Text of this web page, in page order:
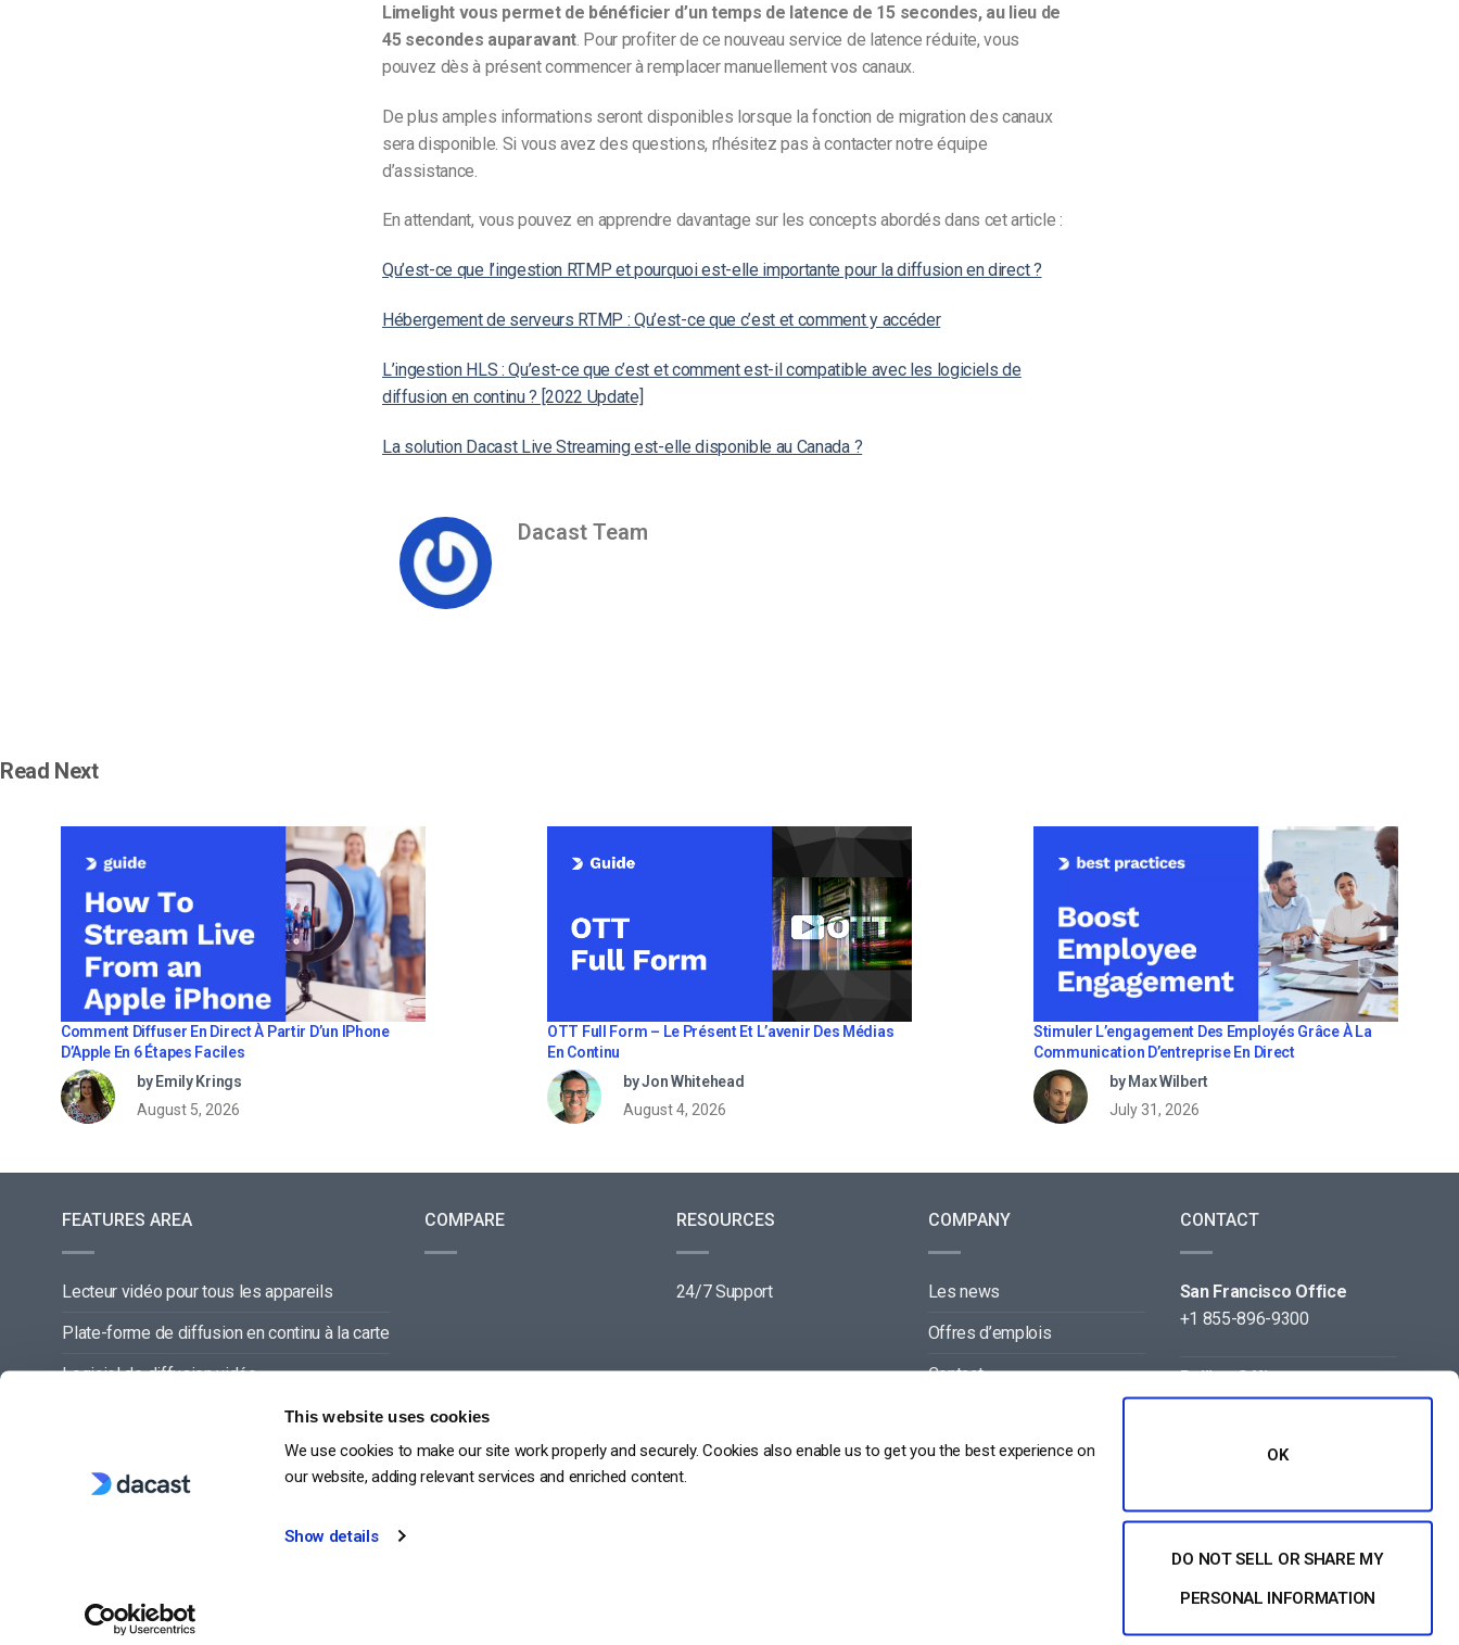
This website uses cookies
We use cookies to make our site work properly and securely. Cookies also enable us to get you the best experience on
our website, adding relevant services and enriched content.
Show details
OK
DO NOT SELL OR SHARE MY
PERSONAL INFORMATION
Limelight vous permet de bénéficier d’un temps de latence de 15 secondes, au lieu de
45 secondes auparavant. Pour profiter de ce nouveau service de latence réduite, vous
pouvez dès à présent commencer à remplacer manuellement vos canaux.
De plus amples informations seront disponibles lorsque la fonction de migration des canaux
sera disponible. Si vous avez des questions, n’hésitez pas à contacter notre équipe
d’assistance.
En attendant, vous pouvez en apprendre davantage sur les concepts abordés dans cet article :
Qu’est-ce que l’ingestion RTMP et pourquoi est-elle importante pour la diffusion en direct ?
Hébergement de serveurs RTMP : Qu’est-ce que c’est et comment y accéder
L’ingestion HLS : Qu’est-ce que c’est et comment est-il compatible avec les logiciels de
diffusion en continu ? [2022 Update]
La solution Dacast Live Streaming est-elle disponible au Canada ?
Dacast Team
Read Next
Comment Diffuser En Direct À Partir D’un IPhone
D’Apple En 6 Étapes Faciles
by Emily Krings
August 5, 2026
OTT Full Form – Le Présent Et L’avenir Des Médias
En Continu
by Jon Whitehead
August 4, 2026
Stimuler L’engagement Des Employés Grâce À La
Communication D’entreprise En Direct
by Max Wilbert
July 31, 2026
FEATURES AREA
Lecteur vidéo pour tous les appareils
Plate-forme de diffusion en continu à la carte
Logiciel de diffusion vidéo
COMPARE RESOURCES
24/7 Support
COMPANY
Les news
Offres d’emplois
Contact
CONTACT
San Francisco Office
+1 855-896-9300
Beijing Office
+86 105-123-5043